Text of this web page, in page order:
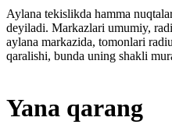
Aylana tekislikda hamma
deyiladi. Markazlari umumiy,
aylana markazida, tomonlari
qaralishi, bunda uning shakli
Yana qarang